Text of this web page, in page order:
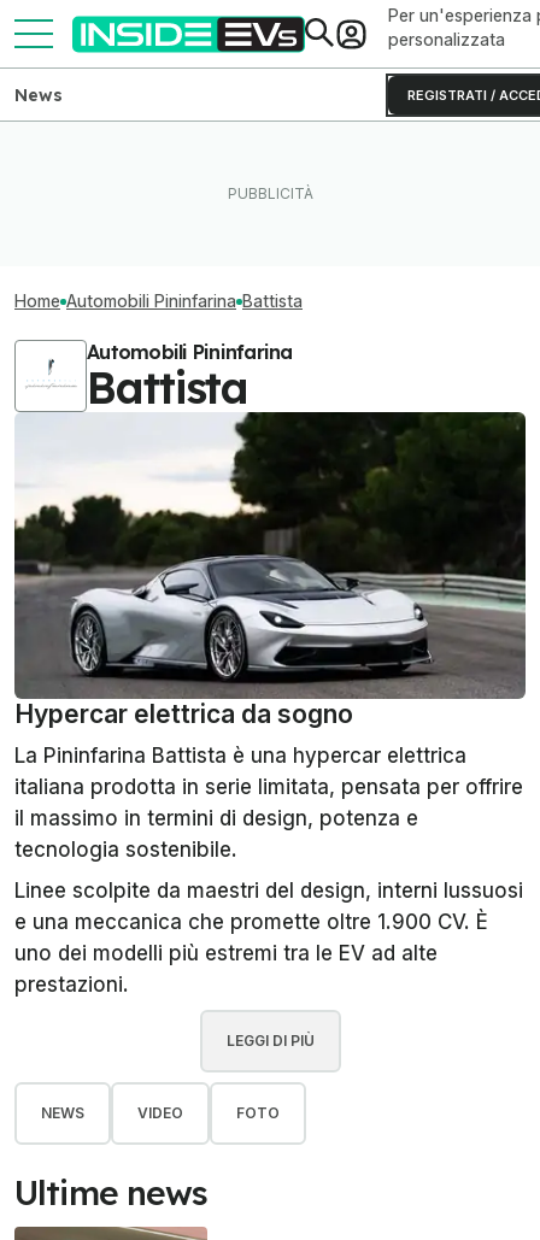
Per un'esperienza
personalizzata
REGISTRATI /
News
Home Automobili Pininfarina Battista
Automobili Pininfarina
Battista
Hypercar elettrica da sogno
La Pininfarina Battista è una hypercar elettrica
italiana prodotta in serie limitata, pensata per offrire
il massimo in termini di design, potenza e
tecnologia sostenibile.
Linee scolpite da maestri del design, interni lussuosi
e una meccanica che promette oltre 1.900 CV. È
uno dei modelli più estremi tra le EV ad alte
prestazioni.
LEGGI DI PIÙ
NEWS VIDEO FOTO
Ultime news